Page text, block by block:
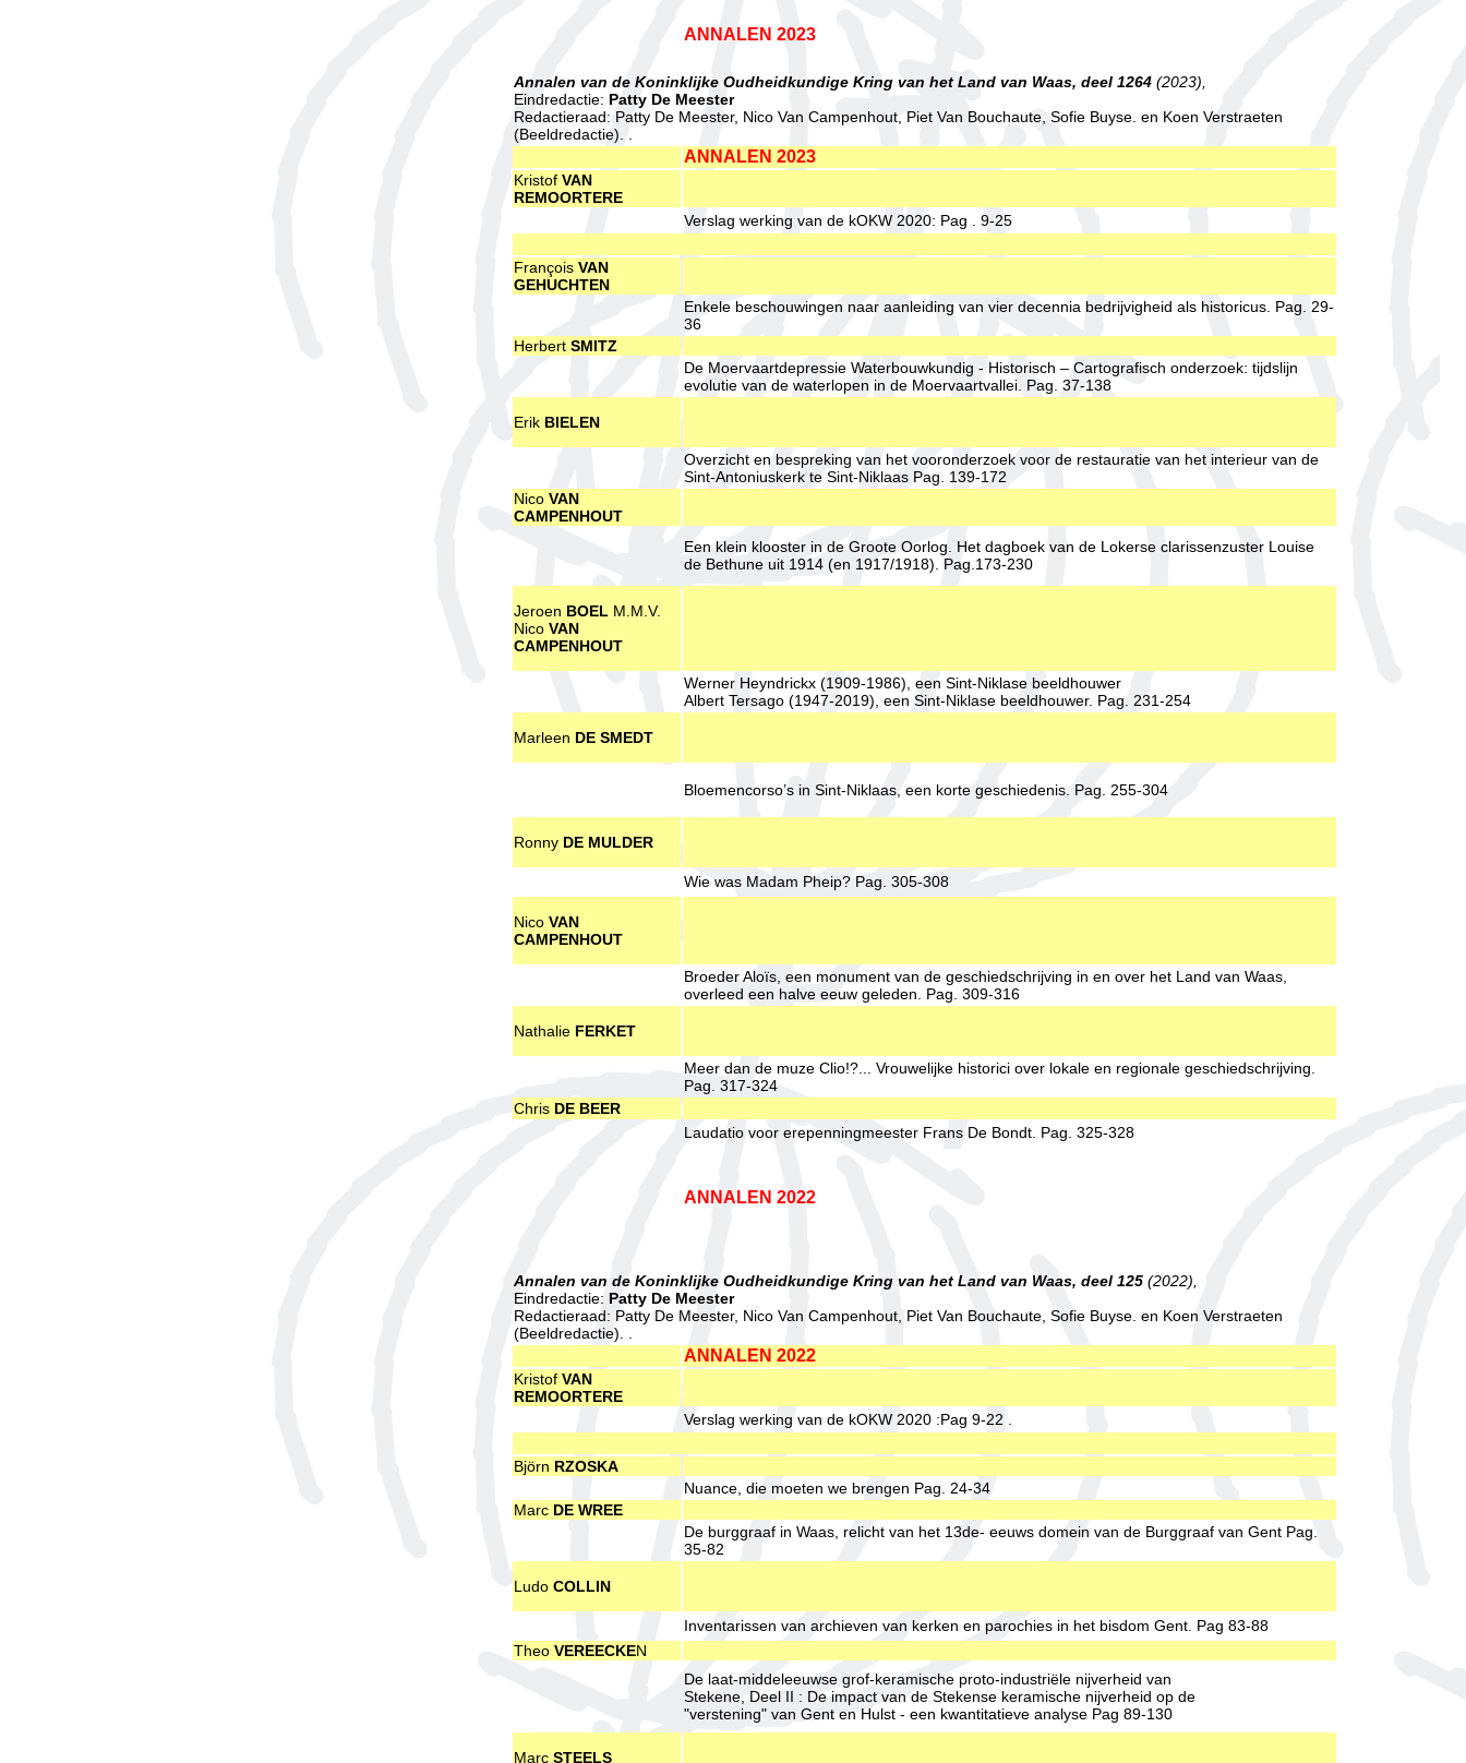
ANNALEN 2023
Annalen van de Koninklijke Oudheidkundige Kring van het Land van Waas, deel 1264 (2023),
Eindredactie: Patty De Meester
Redactieraad: Patty De Meester, Nico Van Campenhout, Piet Van Bouchaute, Sofie Buyse. en Koen Verstraeten
(Beeldredactie). .
ANNALEN 2023
Kristof VAN
REMOORTERE
Verslag werking van de kOKW 2020: Pag . 9-25
François VAN
GEHUCHTEN
Enkele beschouwingen naar aanleiding van vier decennia bedrijvigheid als historicus. Pag. 29-
36
Herbert SMITZ
De Moervaartdepressie Waterbouwkundig - Historisch – Cartografisch onderzoek: tijdslijn
evolutie van de waterlopen in de Moervaartvallei. Pag. 37-138
Erik BIELEN
Overzicht en bespreking van het vooronderzoek voor de restauratie van het interieur van de
Sint-Antoniuskerk te Sint-Niklaas Pag. 139-172
Nico VAN
CAMPENHOUT
Een klein klooster in de Groote Oorlog. Het dagboek van de Lokerse clarissenzuster Louise
de Bethune uit 1914 (en 1917/1918). Pag.173-230
Jeroen BOEL M.M.V.
Nico VAN
CAMPENHOUT
Werner Heyndrickx (1909-1986), een Sint-Niklase beeldhouwer
Albert Tersago (1947-2019), een Sint-Niklase beeldhouwer. Pag. 231-254
Marleen DE SMEDT
Bloemencorso’s in Sint-Niklaas, een korte geschiedenis. Pag. 255-304
Ronny DE MULDER
Wie was Madam Pheip? Pag. 305-308
Nico VAN
CAMPENHOUT
Broeder Aloïs, een monument van de geschiedschrijving in en over het Land van Waas,
overleed een halve eeuw geleden. Pag. 309-316
Nathalie FERKET
Meer dan de muze Clio!?... Vrouwelijke historici over lokale en regionale geschiedschrijving.
Pag. 317-324
Chris DE BEER
Laudatio voor erepenningmeester Frans De Bondt. Pag. 325-328
ANNALEN 2022
Annalen van de Koninklijke Oudheidkundige Kring van het Land van Waas, deel 125 (2022),
Eindredactie: Patty De Meester
Redactieraad: Patty De Meester, Nico Van Campenhout, Piet Van Bouchaute, Sofie Buyse. en Koen Verstraeten
(Beeldredactie). .
ANNALEN 2022
Kristof VAN
REMOORTERE
Verslag werking van de kOKW 2020 :Pag 9-22 .
Björn RZOSKA
Nuance, die moeten we brengen Pag. 24-34
Marc DE WREE
De burggraaf in Waas, relicht van het 13de- eeuws domein van de Burggraaf van Gent Pag.
35-82
Ludo COLLIN
Inventarissen van archieven van kerken en parochies in het bisdom Gent. Pag 83-88
Theo VEREECKEN
De laat-middeleeuwse grof-keramische proto-industriële nijverheid van
Stekene, Deel II : De impact van de Stekense keramische nijverheid op de
"verstening" van Gent en Hulst - een kwantitatieve analyse Pag 89-130
Marc STEELS